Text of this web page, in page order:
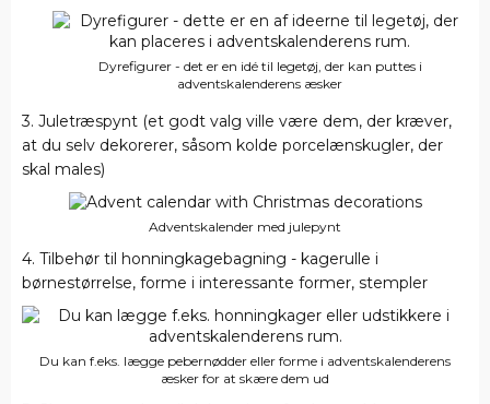
Dyrefigurer - det er en idé til legetøj, der kan puttes i
adventskalenderens æsker
3. Juletræspynt (et godt valg ville være dem, der kræver,
at du selv dekorerer, såsom kolde porcelænskugler, der
skal males)
Adventskalender med julepynt
4. Tilbehør til honningkagebagning - kagerulle i
børnestørrelse, forme i interessante former, stempler
Du kan f.eks. lægge pebernødder eller forme i adventskalenderens
æsker for at skære dem ud